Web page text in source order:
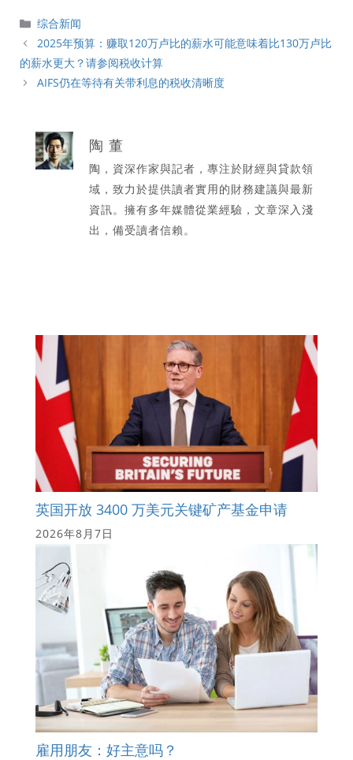
分
類
综合新闻
2025年预算：赚取120万卢比的薪水可能意味着比130万卢比
的薪水更大？请参阅税收计算
AIFS仍在等待有关带利息的税收清晰度
陶 董
陶，資深作家與記者，專注於財經與貸款領
域，致力於提供讀者實用的財務建議與最新
資訊。擁有多年媒體從業經驗，文章深入淺
出，備受讀者信賴。
英国开放 3400 万美元关键矿产基金申请
2026年8月7日
雇用朋友：好主意吗？